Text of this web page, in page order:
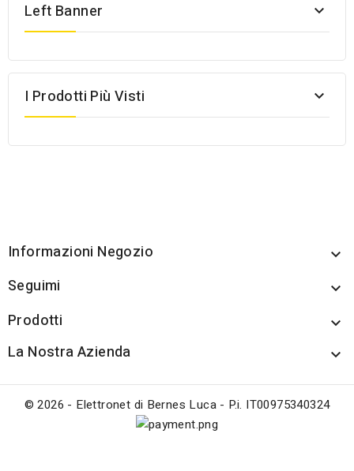
Left Banner 
I Prodotti Più Visti 
Informazioni Negozio 
Seguimi 
Prodotti 
La Nostra Azienda 
© 2026 - Elettronet di Bernes Luca - P.i. IT00975340324